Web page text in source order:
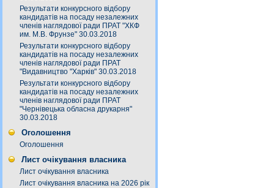
Результати конкурсного відбору
кандидатів на посаду незалежних
членів наглядової ради ПРАТ "ХКФ
им. М.В. Фрунзе" 30.03.2018
Результати конкурсного відбору
кандидатів на посаду незалежних
членів наглядової ради ПРАТ
"Видавництво "Харків" 30.03.2018
Результати конкурсного відбору
кандидатів на посаду незалежних
членів наглядової ради ПРАТ
"Чернівецька обласна друкарня"
30.03.2018
Оголошення
Оголошення
Лист очікування власника
Лист очікування власника
Лист очікування власника на 2026 рік